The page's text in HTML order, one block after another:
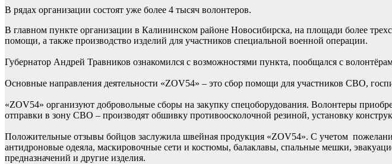
В рядах организации состоят уже более 4 тысяч волонтеров.
В главном пункте организации в Калининском районе Новосибирска, на площади более
помощи, а также производство изделий для участников специальной военной операции.
Губернатор Андрей Травников ознакомился с возможностями пункта, пообщался с
Основные направления деятельности «ZOV54» – это сбор помощи для участников СВО,
«ZOV54» организуют добровольные сборы на закупку спецоборудования. Волонтеры
отправки в зону СВО – производят обшивку противоосколочной резиной, установку
Положительные отзывы бойцов заслужила швейная продукция «ZOV54». С учетом
антидроновые одеяла, маскировочные сети и костюмы, балаклавы, спальные мешки,
предназначений и другие изделия.